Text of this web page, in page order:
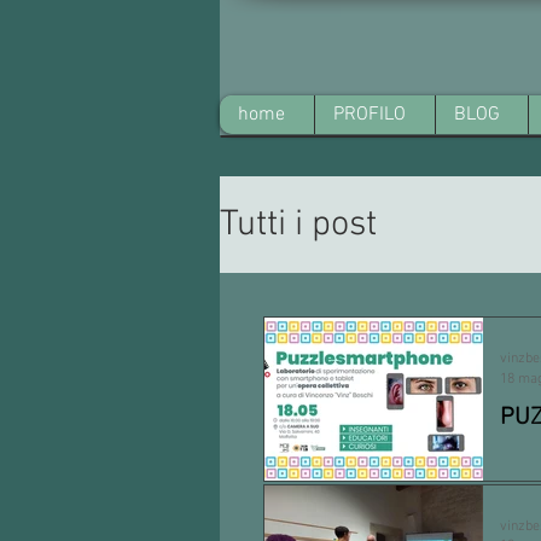
home PROFILO BLOG
Tutti i post
Corso
18